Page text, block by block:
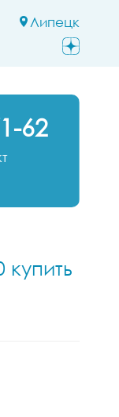
Липецк
62